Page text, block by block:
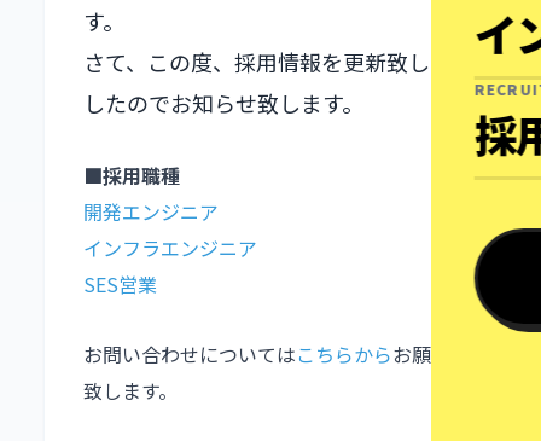
イ
採
す。
さて、この度、採用情報を更新致しま
したのでお知らせ致します。
■採用職種
開発エンジニア
インフラエンジニア
SES営業
お問い合わせについてはこちらからお願い
致します。